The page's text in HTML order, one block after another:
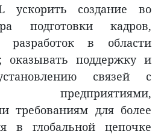
ускорить создание во
подготовки кадров,
разработок в области
оказывать поддержку и
связей с
предприятиями,
требованиям для более
в глобальной цепочке